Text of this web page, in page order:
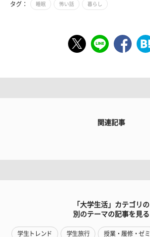
タグ： 睡眠 怖い話 暮らし
関連記事
「大学生活」カテゴリの
別のテーマの記事を見る
学生トレンド 学生旅行 授業・履修・ゼミ